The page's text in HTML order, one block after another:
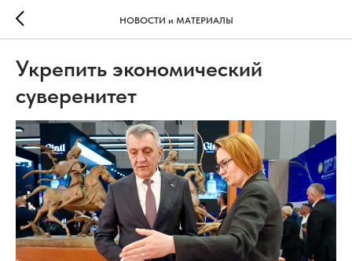
НОВОСТИ и МАТЕРИАЛЫ
Укрепить экономический
суверенитет